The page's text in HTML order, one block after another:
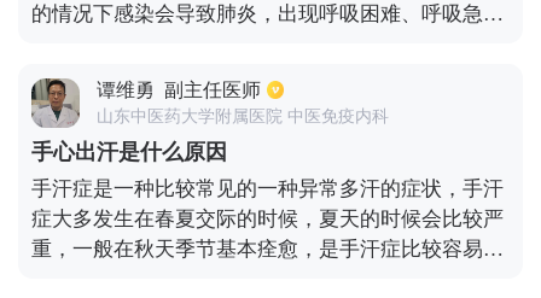
的情况下感染会导致肺炎，出现呼吸困难、呼吸急促
建议去医院查个血常规，流感和胸片诊断下。最好在
医生的指导下用抗病毒的药物来治疗，这段时间要多
休息，不能劳累，饮食方面要吃清淡易消化的食物，
要加强体育锻炼，提高自己的机体免疫力。
谭维勇 副主任医师
山东中医药大学附属医院 中医免疫内科
手心出汗是什么原因
手汗症是一种比较常见的一种异常多汗的症状，手汗
症大多发生在春夏交际的时候，夏天的时候会比较严
重，一般在秋天季节基本痊愈，是手汗症比较容易复